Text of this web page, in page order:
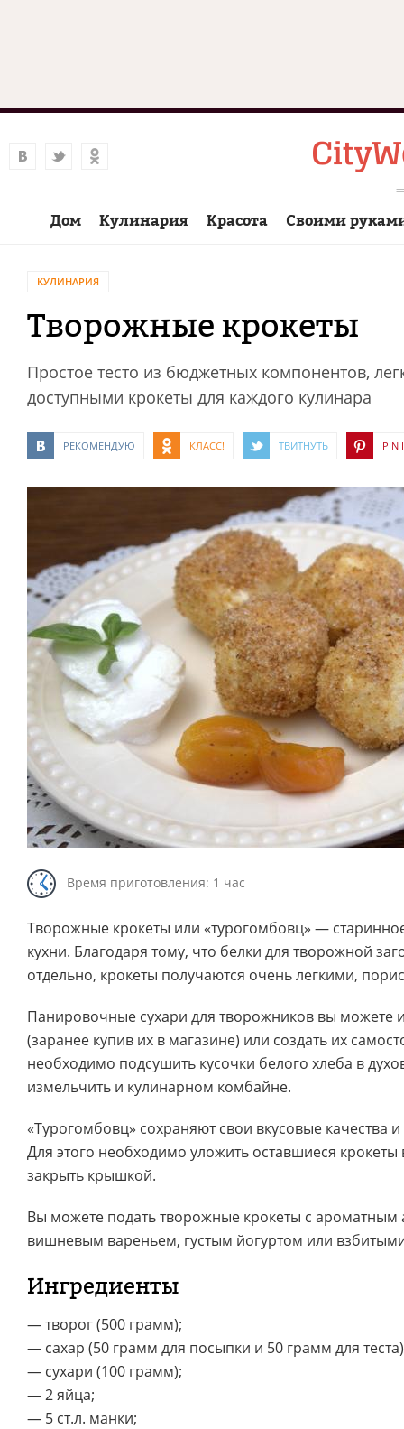
Дом Кулинария Красота Своими
КУЛИНАРИЯ
Творожные крокеты
Простое тесто из бюджетных компонентов,
доступными крокеты для каждого кулинара
РЕКОМЕНДУЮ КЛАСС! ТВИТНУТЬ PIN
Время приготовления: 1 час
Творожные крокеты или «турогомбовц» —
кухни. Благодаря тому, что белки для творожной
отдельно, крокеты получаются очень легкими,
Панировочные сухари для творожников вы можете
(заранее купив их в магазине) или создать их
необходимо подсушить кусочки белого хлеба в
измельчить и кулинарном комбайне.
«Турогомбовц» сохраняют свои вкусовые качества
Для этого необходимо уложить оставшиеся
закрыть крышкой.
Вы можете подать творожные крокеты с
вишневым вареньем, густым йогуртом или
Ингредиенты
— творог (500 грамм);
— сахар (50 грамм для посыпки и 50 грамм для
— сухари (100 грамм);
— 2 яйца;
— 5 ст.л. манки;